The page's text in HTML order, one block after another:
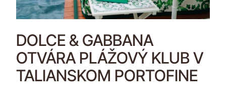
DOLCE & GABBANA
OTVÁRA PLÁŽOVÝ KLUB V
TALIANSKOM PORTOFINE